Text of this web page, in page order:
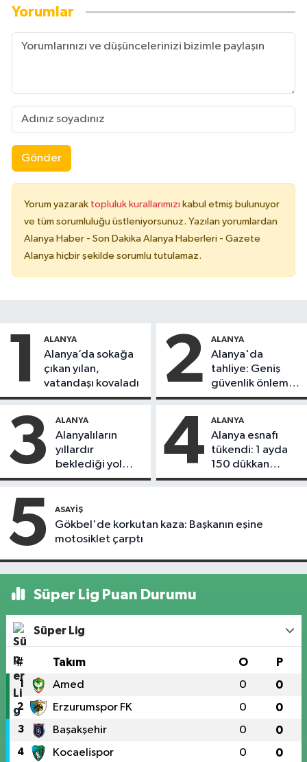
Yorumlar
Gönder
Yorum yazarak topluluk kurallarımızı kabul etmiş bulunuyor
ve tüm sorumluluğu üstleniyorsunuz. Yazılan yorumlardan
Alanya Haber - Son Dakika Alanya Haberleri - Gazete
Alanya hiçbir şekilde sorumlu tutulamaz.
1 ALANYA
Alanya’da sokağa
çıkan yılan,
vatandaşı kovaladı
2 ALANYA
Alanya'da
tahliye: Geniş
güvenlik önlemi
alındı
3 ALANYA
Alanyalıların
yıllardır
beklediği yol
askıdan döndü
4 ALANYA
Alanya esnafı
tükendi: 1 ayda
150 dükkan
kapandı
5 ASAYIŞ
Gökbel'de korkutan kaza: Başkanın eşine
motosiklet çarptı
Süper Lig Puan Durumu
Süper Lig
# Takım O P
1 Amed 0 0
2 Erzurumspor FK 0 0
3 Başakşehir 0 0
4 Kocaelispor 0 0